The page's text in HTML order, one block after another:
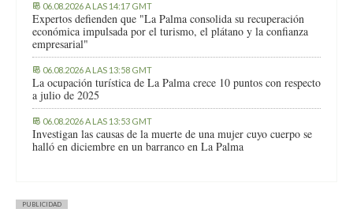
06.08.2026 A LAS 14:17 GMT
Expertos defienden que "La Palma consolida su recuperación
económica impulsada por el turismo, el plátano y la confianza
empresarial"
06.08.2026 A LAS 13:58 GMT
La ocupación turística de La Palma crece 10 puntos con respecto
a julio de 2025
06.08.2026 A LAS 13:53 GMT
Investigan las causas de la muerte de una mujer cuyo cuerpo se
halló en diciembre en un barranco en La Palma
PUBLICIDAD